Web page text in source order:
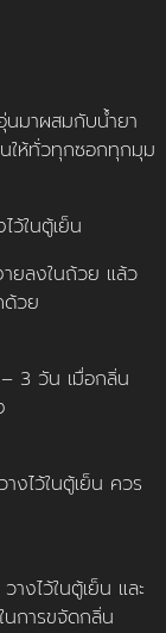
นมาผสมกับน้ำยา
นให้ทั่วทุกซอกทุกมุม
ว้ในตู้เย็น
ายลงในถ้วย แล้ว
ด้วย
3 วัน เมื่อกลิ่น
งไว้ในตู้เย็น ควร
งไว้ในตู้เย็น และ
นการขจัดกลิ่น